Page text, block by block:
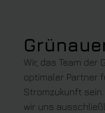
Wir, das Team der
optimaler Partner
Stromzukunft
wir uns